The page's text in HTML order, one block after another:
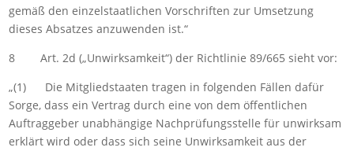
gemäß den einzelstaatlichen Vorschriften zur Umsetzung
dieses Absatzes anzuwenden ist.“
8 Art. 2d („Unwirksamkeit“) der Richtlinie 89/665 sieht vor:
„(1) Die Mitgliedstaaten tragen in folgenden Fällen dafür
Sorge, dass ein Vertrag durch eine von dem öffentlichen
Auftraggeber unabhängige Nachprüfungsstelle für unwirksam
erklärt wird oder dass sich seine Unwirksamkeit aus der